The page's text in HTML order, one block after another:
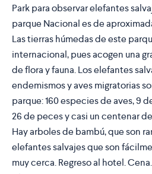
Park para observar elefantes
parque Nacional es de
Las tierras húmedas de este
internacional, pues acogen una
de flora y fauna. Los elefantes
endemismos y aves migratorias
parque: 160 especies de aves, 9
26 de peces y casi un centenar
Hay arboles de bambú, que son
elefantes salvajes que son
muy cerca. Regreso al hotel. Cena.